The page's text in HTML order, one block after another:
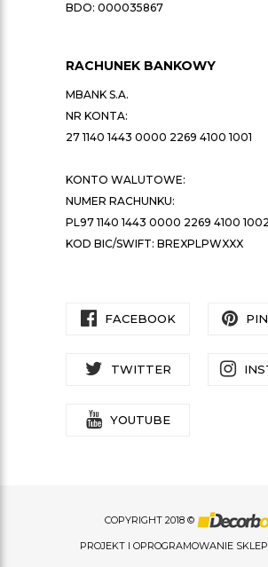
BDO: 000035867
RACHUNEK BANKOWY
MBANK S.A.
NR KONTA:
27 1140 1443 0000 2269 4100 1001
KONTO WALUTOWE:
NUMER RACHUNKU:
PL97 1140 1443 0000 2269 4100 1002
KOD BIC/SWIFT: BREXPLPWXXX
FACEBOOK
TWITTER
YOUTUBE
COPYRIGHT 2018 ©
PROJEKT I OPROGRAMOWANIE